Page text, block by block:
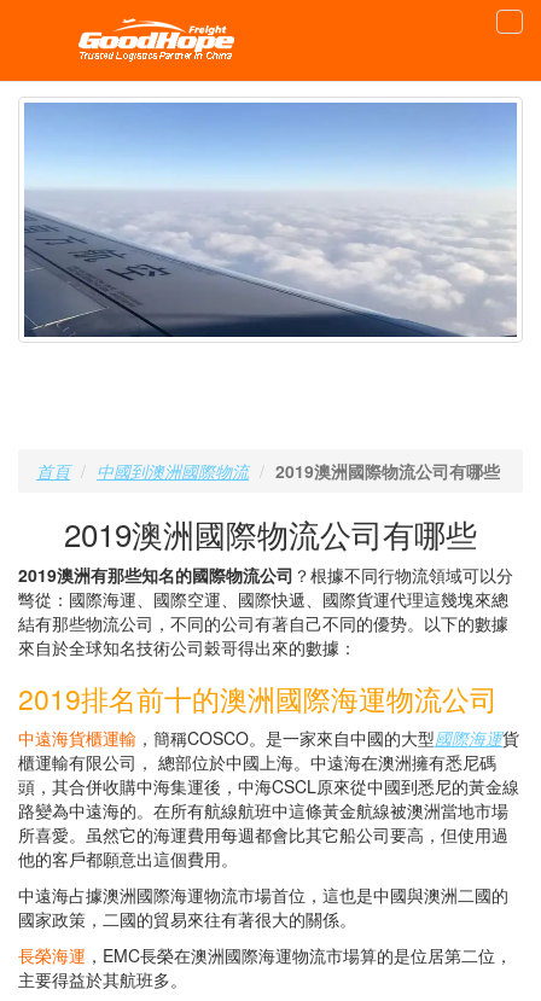
首頁 中國到澳洲國際物流 2019澳洲國際物流公司有哪些
2019澳洲國際物流公司有哪些
2019澳洲有那些知名的國際物流公司 ？根據不同行物流領域可以分
彆從：國際海運、國際空運、國際快遞、國際貨運代理這幾塊來總
結有那些物流公司，不同的公司有著自己不同的優势。以下的數據
來自於全球知名技術公司穀哥得出來的數據：
2019排名前十的澳洲國際海運物流公司
中遠海貨櫃運輸 ，簡稱COSCO。是一家來自中國的大型國際海運貨
櫃運輸有限公司， 總部位於中國上海。中遠海在澳洲擁有悉尼碼
頭，其合併收購中海集運後，中海CSCL原來從中國到悉尼的黃金線
路變為中遠海的。在所有航線航班中這條黃金航線被澳洲當地市場
所喜愛。虽然它的海運費用每週都會比其它船公司要高，但使用過
他的客戶都願意出這個費用。
中遠海占據澳洲國際海運物流市場首位，這也是中國與澳洲二國的
國家政策，二國的貿易來往有著很大的關係。
長榮海運 ，EMC長榮在澳洲國際海運物流市場算的是位居第二位，
主要得益於其航班多。